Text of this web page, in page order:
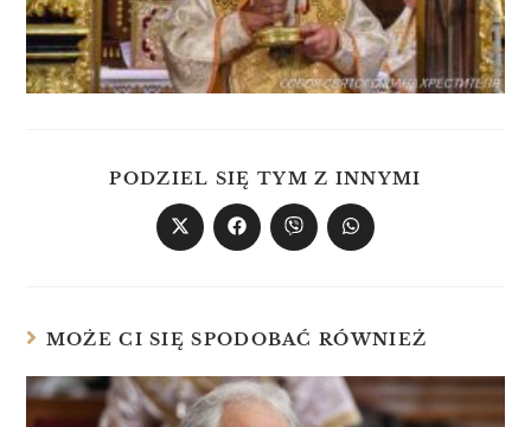
PODZIEL SIĘ TYM Z INNYMI
MOŻE CI SIĘ SPODOBAĆ RÓWNIEŻ